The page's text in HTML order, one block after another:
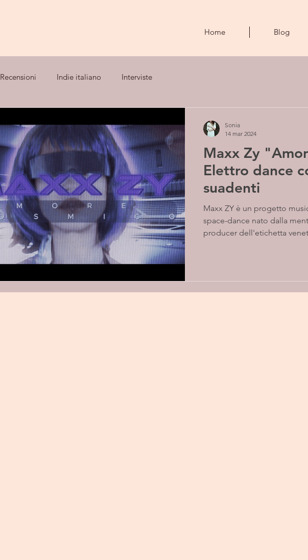
Home Blog
Recensioni Indie italiano Interviste
Maxx Zy
Elettro dance
suadenti
Maxx ZY è un progetto
space-dance nato dalla
producer dell'etichetta
Sonia
14 mar 2024